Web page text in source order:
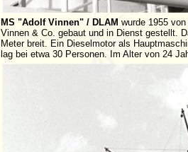
MS "Adolf Vinnen" / DLAM wurde 1955
Vinnen & Co. gebaut und in Dienst gestellt.
Meter breit. Ein Dieselmotor als
lag bei etwa 30 Personen. Im Alter von 24